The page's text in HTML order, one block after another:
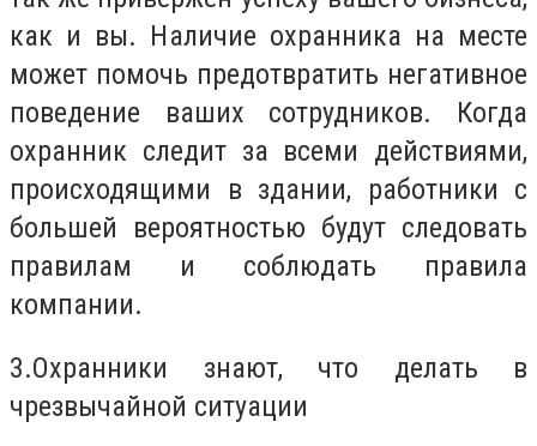
как и вы. Наличие охранника на месте
может помочь предотвратить негативное
поведение ваших сотрудников. Когда
охранник следит за всеми действиями,
происходящими в здании, работники с
большей вероятностью будут следовать
правилам и соблюдать правила
компании.
3.Охранники знают, что делать в
чрезвычайной ситуации